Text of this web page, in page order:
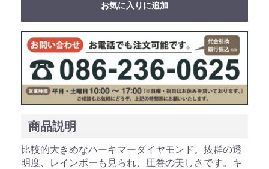
お買い物を続ける カートへ進む
お気に入りに追加
商品説明
比較的大きめなハーキマーダイヤモンド。抜群の透
明度、レインボーも見られ、圧巻の美しさです。キ